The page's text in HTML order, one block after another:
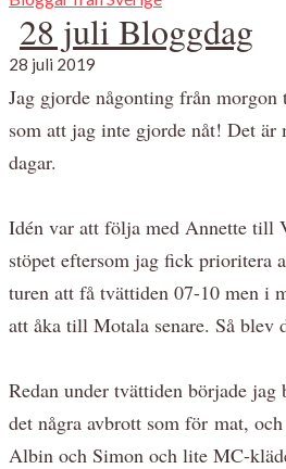
28 juli Bloggdag
28 juli 2019
Jag gjorde någonting från
som att jag inte gjorde nåt! Det är
dagar.
Idén var att följa med Annette till
stöpet eftersom jag fick prioritera
turen att få tvättiden 07-10 men i
att åka till Motala senare. Så blev
Redan under tvättiden började
det några avbrott som för mat,
Albin och Simon och lite MC-